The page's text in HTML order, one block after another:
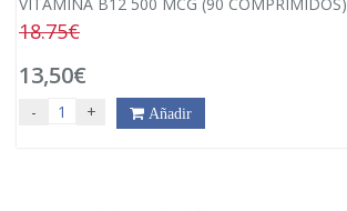
18.75€
13,50€
- + Añadir